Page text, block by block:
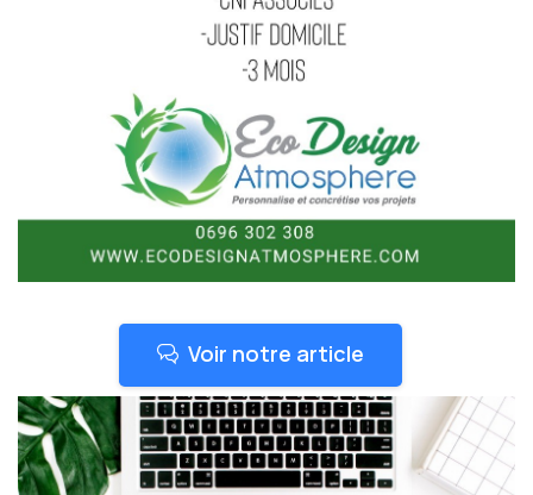
Voir notre article